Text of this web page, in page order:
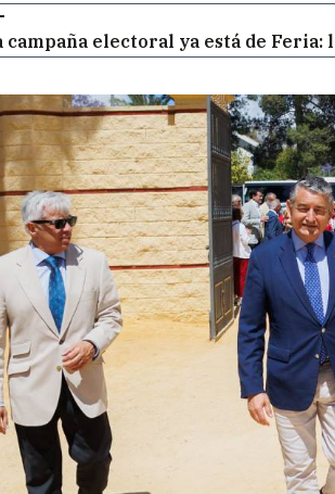
campaña electoral ya está de